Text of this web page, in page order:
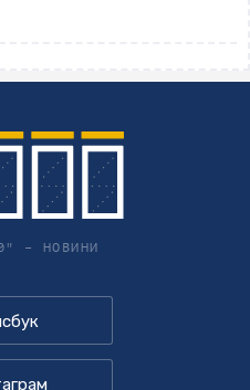
– НОВИНИ